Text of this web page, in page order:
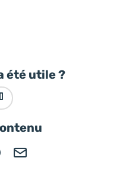
été utile ?
(nouvelle fenêtre)
sur X / Twitter (nouvelle
sur WhatsApp
Partager par mail